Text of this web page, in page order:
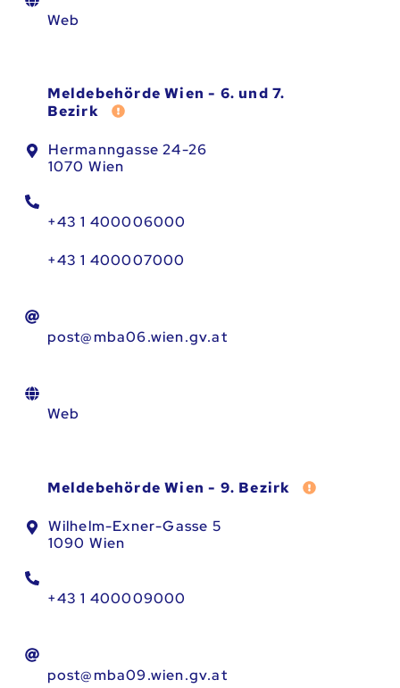
Web
Meldebehörde Wien - 6. und 7.
Bezirk
Fehler melden
Hermanngasse 24-26
1070 Wien
+43 1 400006000
+43 1 400007000
post@mba06.wien.gv.at
Web
Meldebehörde Wien - 9. Bezirk Fehler
Wilhelm-Exner-Gasse 5
1090 Wien
+43 1 400009000
post@mba09.wien.gv.at